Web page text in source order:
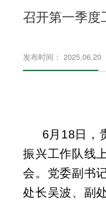
召开第一季度
发布时间： 2025.06.20
6月 18日，
振兴工作队线
会。党委副书
处长吴波、副